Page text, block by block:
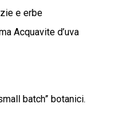
e erbe
Acquavite d’uva
batch” botanici.